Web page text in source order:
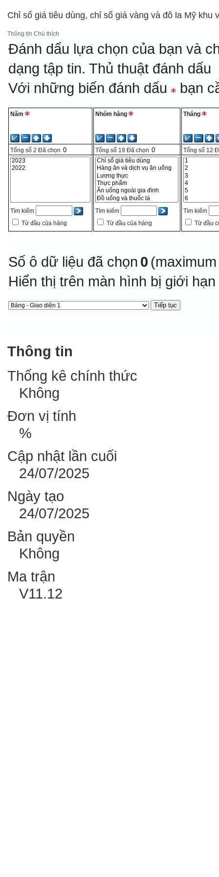
Chỉ số giá tiêu dùng, chỉ số giá vàng và đô la Mỹ
Thông tin Chú thích
Đánh dấu lựa chọn của bạn và
dạng tập tin.Thủ thuật đánh dấu
Với những biến đánh dấu bạn
Năm
Tổng số 2 Đã chọn
Tìm kiếm
Từ đầu của hàng
Nhóm hàng
Tổng số 19 Đã chọn
Tìm kiếm
Từ đầu của hàng
Tháng
Tổng số 12
Tìm kiếm
Từ đầu
Số ô dữ liệu đã chọn 0
Hiển thị trên màn hình bị giới
Thông tin
Thống kê chính thức
Không
Đơn vị tính
%
Cập nhật lần cuối
24/07/2025
Ngày tạo
24/07/2025
Bản quyền
Không
Ma trận
V11.12